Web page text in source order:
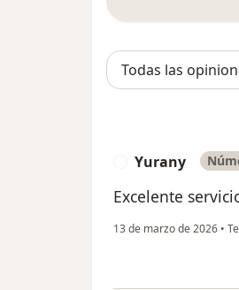
Yurany
Excelente
13 de marzo de 2026 •